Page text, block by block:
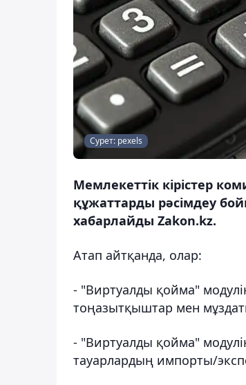
Сурет: pexels
Мемлекеттік кірістер
құжаттарды рәсімдеу
хабарлайды Zakon.kz.
Атап айтқанда, олар:
- "Виртуалды қойма"
тоңазытқыштар мен
- "Виртуалды қойма"
тауарлардың импорты/